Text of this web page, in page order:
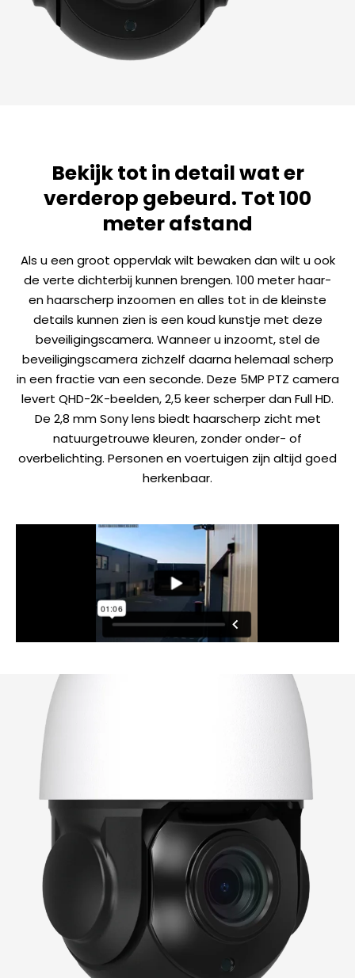
Bekijk tot in detail wat er
verderop gebeurd. Tot 100
meter afstand
Als u een groot oppervlak wilt bewaken dan wilt u ook
de verte dichterbij kunnen brengen. 100 meter haar-
en haarscherp inzoomen en alles tot in de kleinste
details kunnen zien is een koud kunstje met deze
beveiligingscamera. Wanneer u inzoomt, stel de
beveiligingscamera zichzelf daarna helemaal scherp
in een fractie van een seconde. Deze 5MP PTZ camera
levert QHD-2K-beelden, 2,5 keer scherper dan Full HD.
De 2,8 mm Sony lens biedt haarscherp zicht met
natuurgetrouwe kleuren, zonder onder- of
overbelichting. Personen en voertuigen zijn altijd goed
herkenbaar.